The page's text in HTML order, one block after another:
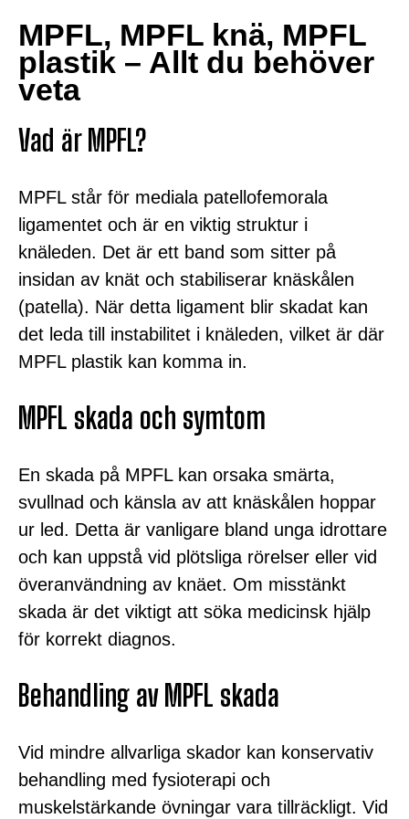
MPFL, MPFL knä, MPFL
plastik – Allt du behöver
veta
Vad är MPFL?
MPFL står för mediala patellofemorala
ligamentet och är en viktig struktur i
knäleden. Det är ett band som sitter på
insidan av knät och stabiliserar knäskålen
(patella). När detta ligament blir skadat kan
det leda till instabilitet i knäleden, vilket är där
MPFL plastik kan komma in.
MPFL skada och symtom
En skada på MPFL kan orsaka smärta,
svullnad och känsla av att knäskålen hoppar
ur led. Detta är vanligare bland unga idrottare
och kan uppstå vid plötsliga rörelser eller vid
överanvändning av knäet. Om misstänkt
skada är det viktigt att söka medicinsk hjälp
för korrekt diagnos.
Behandling av MPFL skada
Vid mindre allvarliga skador kan konservativ
behandling med fysioterapi och
muskelstärkande övningar vara tillräckligt. Vid